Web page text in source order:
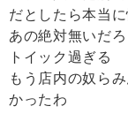
だとしたら本当
あの絶対無いだ
トイック過ぎる
もう店内の奴ら
かったわ